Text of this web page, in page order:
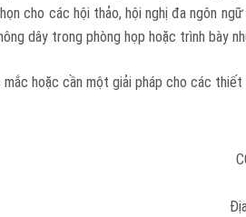
cho các hội thảo, hội nghị đa ngôn
dây trong phòng họp hoặc trình bày
hoặc cần một giải pháp cho các